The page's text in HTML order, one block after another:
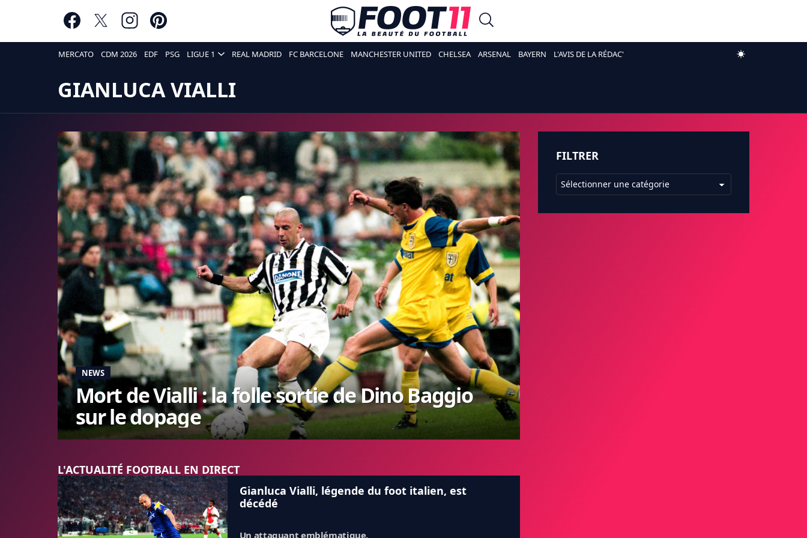
MERCATO CDM 2026 EDF PSG LIGUE 1 REAL MADRID FC BARCELONE MANCHESTER UNITED CHELSEA ARSENAL BAYERN L'AVIS DE LA RÉDAC'
GIANLUCA VIALLI
NEWS
Mort de Vialli : la folle sortie de Dino Baggio
sur le dopage
L'ACTUALITÉ FOOTBALL EN DIRECT
Gianluca Vialli, légende du foot italien, est
décédé
Un attaquant emblématique.
FILTRER